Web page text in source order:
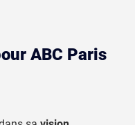
ABC Paris